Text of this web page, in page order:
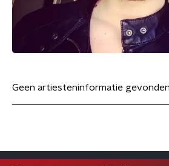
Geen artiesteninformatie gevonden